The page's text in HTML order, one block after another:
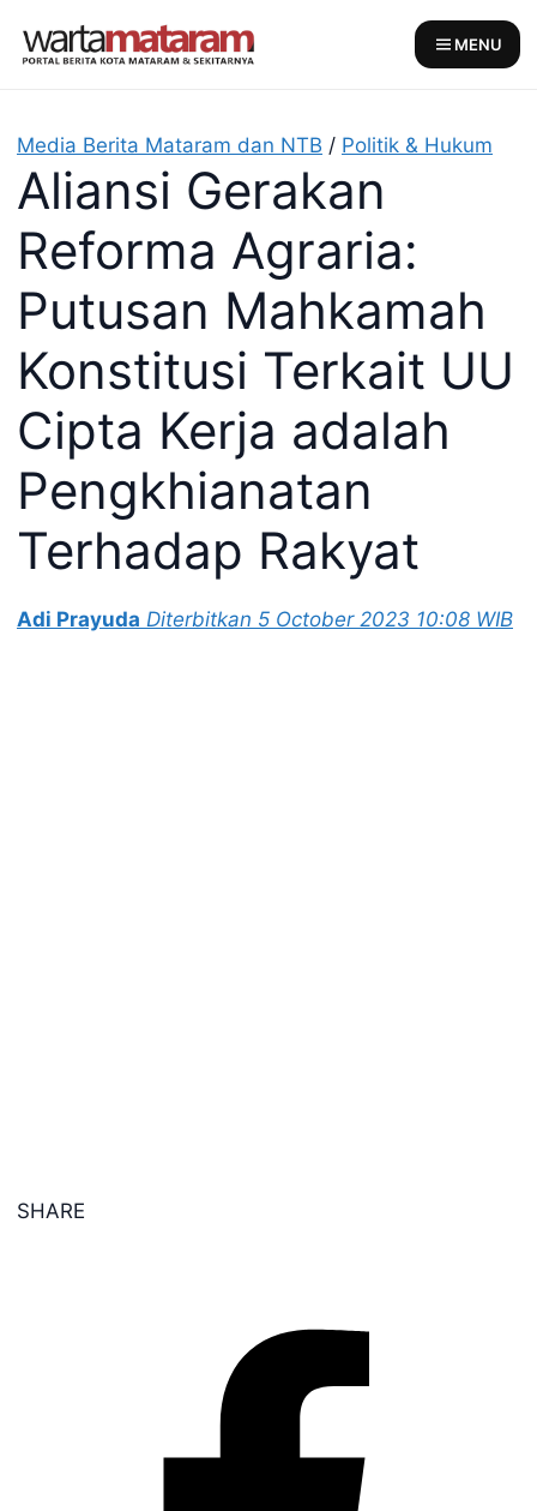
MENU
Media Berita Mataram dan NTB / Politik & Hukum
Aliansi Gerakan
Reforma Agraria:
Putusan Mahkamah
Konstitusi Terkait UU
Cipta Kerja adalah
Pengkhianatan
Terhadap Rakyat
Adi Prayuda Diterbitkan 5 October 2023 10:08 WIB
SHARE